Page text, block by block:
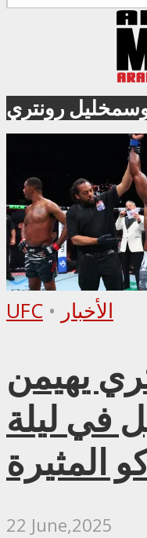
رونتري
UFC • الأخبار
يهيمن
في ليلة
22 June,2025